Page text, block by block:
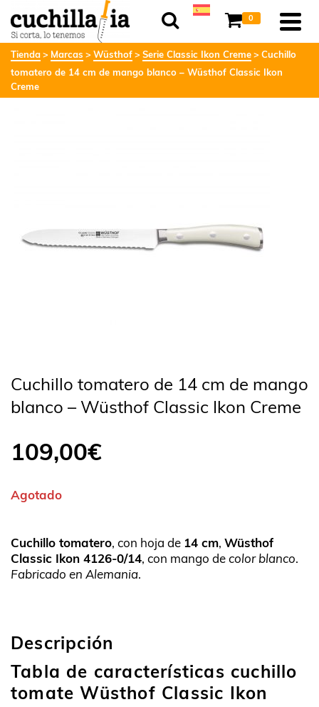
0
Tienda Marcas Wüsthof Serie Classic Ikon Creme
Cuchillo
tomatero de 14 cm de mango blanco – Wüsthof Classic Ikon
Creme
Cuchillo tomatero de 14 cm de mango
blanco – Wüsthof Classic Ikon Creme
109,00€
Agotado
Cuchillo tomatero, con hoja de 14 cm, Wüsthof
Classic Ikon 4126-0/14, con mango decolor blanco.
Fabricado en Alemania.
Descripción
Tabla de características cuchillo
tomate Wüsthof Classic Ikon